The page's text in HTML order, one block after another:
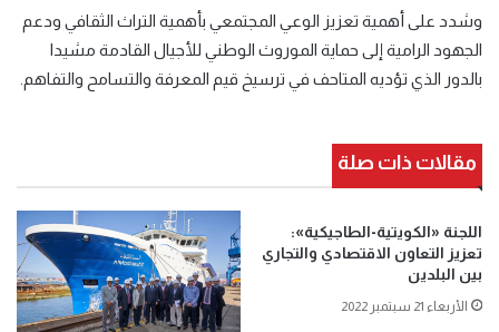
وشدد على أهمية تعزيز الوعي المجتمعي بأهمية التراث الثقافي ودعم
الجهود الرامية إلى حماية الموروث الوطني للأجيال القادمة مشيدا
بالدور الذي تؤديه المتاحف في ترسيخ قيم المعرفة والتسامح والتفاهم.
مقالات ذات صلة
اللجنة «الكويتية-الطاجيكية»:
تعزيز التعاون الاقتصادي والتجاري
بين البلدين
الأربعاء 21 سبتمبر 2022